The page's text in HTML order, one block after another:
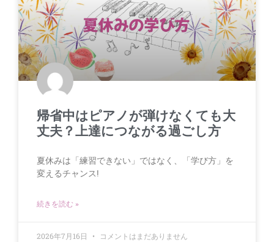
帰省中はピアノが弾けなくても大
丈夫？上達につながる過ごし方
夏休みは「練習できない」ではなく、「学び方」を
変えるチャンス!
続きを読む »
2026年7月16日 コメントはまだありません